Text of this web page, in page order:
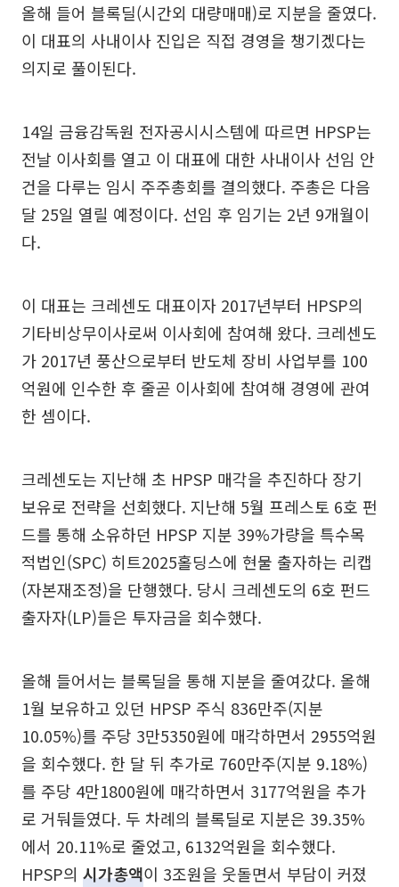
올해 들어 블록딜(시간외 대량매매)로 지분을 줄였다.
이 대표의 사내이사 진입은 직접 경영을 챙기겠다는
의지로 풀이된다.
14일 금융감독원 전자공시시스템에 따르면 HPSP는
전날 이사회를 열고 이 대표에 대한 사내이사 선임 안
건을 다루는 임시 주주총회를 결의했다. 주총은 다음
달 25일 열릴 예정이다. 선임 후 임기는 2년 9개월이
다.
이 대표는 크레센도 대표이자 2017년부터 HPSP의
기타비상무이사로써 이사회에 참여해 왔다. 크레센도
가 2017년 풍산으로부터 반도체 장비 사업부를 100
억원에 인수한 후 줄곧 이사회에 참여해 경영에 관여
한 셈이다.
크레센도는 지난해 초 HPSP 매각을 추진하다 장기
보유로 전략을 선회했다. 지난해 5월 프레스토 6호 펀
드를 통해 소유하던 HPSP 지분 39%가량을 특수목
적법인(SPC) 히트2025홀딩스에 현물 출자하는 리캡
(자본재조정)을 단행했다. 당시 크레센도의 6호 펀드
출자자(LP)들은 투자금을 회수했다.
올해 들어서는 블록딜을 통해 지분을 줄여갔다. 올해
1월 보유하고 있던 HPSP 주식 836만주(지분
10.05%)를 주당 3만5350원에 매각하면서 2955억원
을 회수했다. 한 달 뒤 추가로 760만주(지분 9.18%)
를 주당 4만1800원에 매각하면서 3177억원을 추가
로 거둬들였다. 두 차례의 블록딜로 지분은 39.35%
에서 20.11%로 줄었고, 6132억원을 회수했다.
HPSP의 시가총액이 3조원을 웃돌면서 부담이 커졌